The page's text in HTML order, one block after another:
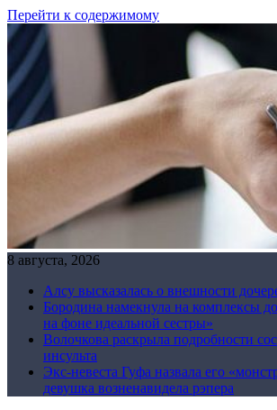
Перейти к содержимому
8 августа, 2026
Алсу высказалась о внешности
Бородина намекнула на комплексы
на фоне идеальной сестры»
Волочкова раскрыла подробности
инсульта
Экс-невеста Гуфа назвала его
девушка возненавидела рэпера